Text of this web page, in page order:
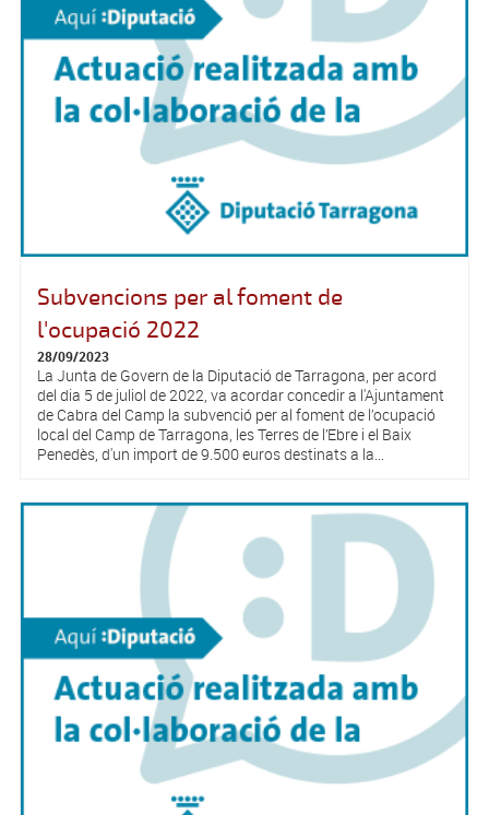
Subvencions per al foment de
l'ocupació 2022
28/09/2023
La Junta de Govern de la Diputació de Tarragona, per acord
del dia 5 de juliol de 2022, va acordar concedir a l'Ajuntament
de Cabra del Camp la subvenció per al foment de l’ocupació
local del Camp de Tarragona, les Terres de l’Ebre i el Baix
Penedès, d'un import de 9.500 euros destinats a la...